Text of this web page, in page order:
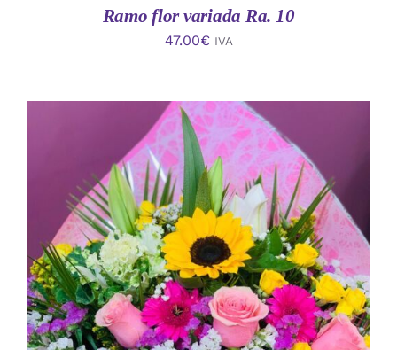
Ramo flor variada Ra. 10
47.00€ IVA
AÑADIR AL CARRITO
/
DETALLES